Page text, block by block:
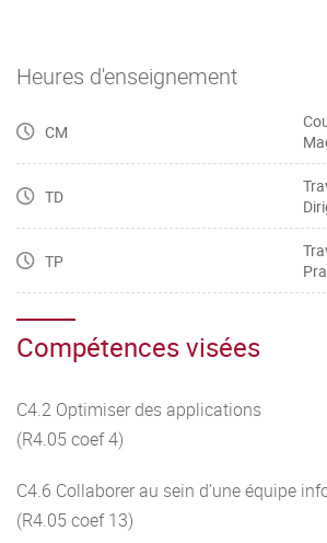
Heures d'enseignement
CM
TD
TP
Compétences visées
C4.2 Optimiser des applications
(R4.05 coef 4)
C4.6 Collaborer au sein d’une équipe
(R4.05 coef 13)